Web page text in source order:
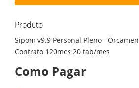
Produto
Sipom v9.9 Personal Pleno -
Contrato 120mes 20 tab/mes
Como Pagar